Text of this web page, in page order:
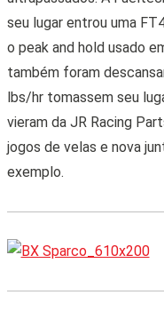
seu lugar entrou uma
o peak and hold usado
também foram
lbs/hr tomassem seu
vieram da JR Racing
jogos de velas e nova
exemplo.